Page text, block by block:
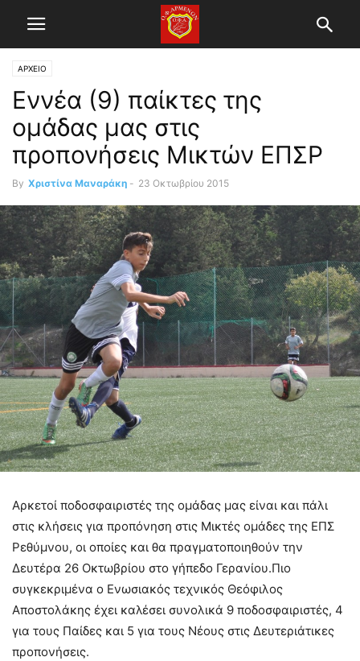
ΑΡΧΕΙΟ
Εννέα (9) παίκτες της
ομάδας μας στις
προπονήσεις Μικτών ΕΠΣΡ
By Χριστίνα Μαναράκη - 23 Οκτωβρίου 2015
Αρκετοί ποδοσφαιριστές της ομάδας μας είναι και πάλι
στις κλήσεις για προπόνηση στις Μικτές ομάδες της ΕΠΣ
Ρεθύμνου, οι οποίες και θα πραγματοποιηθούν την
Δευτέρα 26 Οκτωβρίου στο γήπεδο Γερανίου.Πιο
συγκεκριμένα ο Ενωσιακός τεχνικός Θεόφιλος
Αποστολάκης έχει καλέσει συνολικά 9 ποδοσφαιριστές, 4
για τους Παίδες και 5 για τους Νέους στις Δευτεριάτικες
προπονήσεις.